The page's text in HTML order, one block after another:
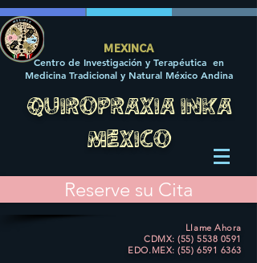
MEXINCA
Centro de Investigación y Terapéutica en
Medicina Tradicional y Natural México Andina
QUIROPRAXIA INKA
MEXICO
Reserve su Cita
Llame Ahora
CDMX: (55) 5538 0591
EDO.MEX:(55) 6591 6363